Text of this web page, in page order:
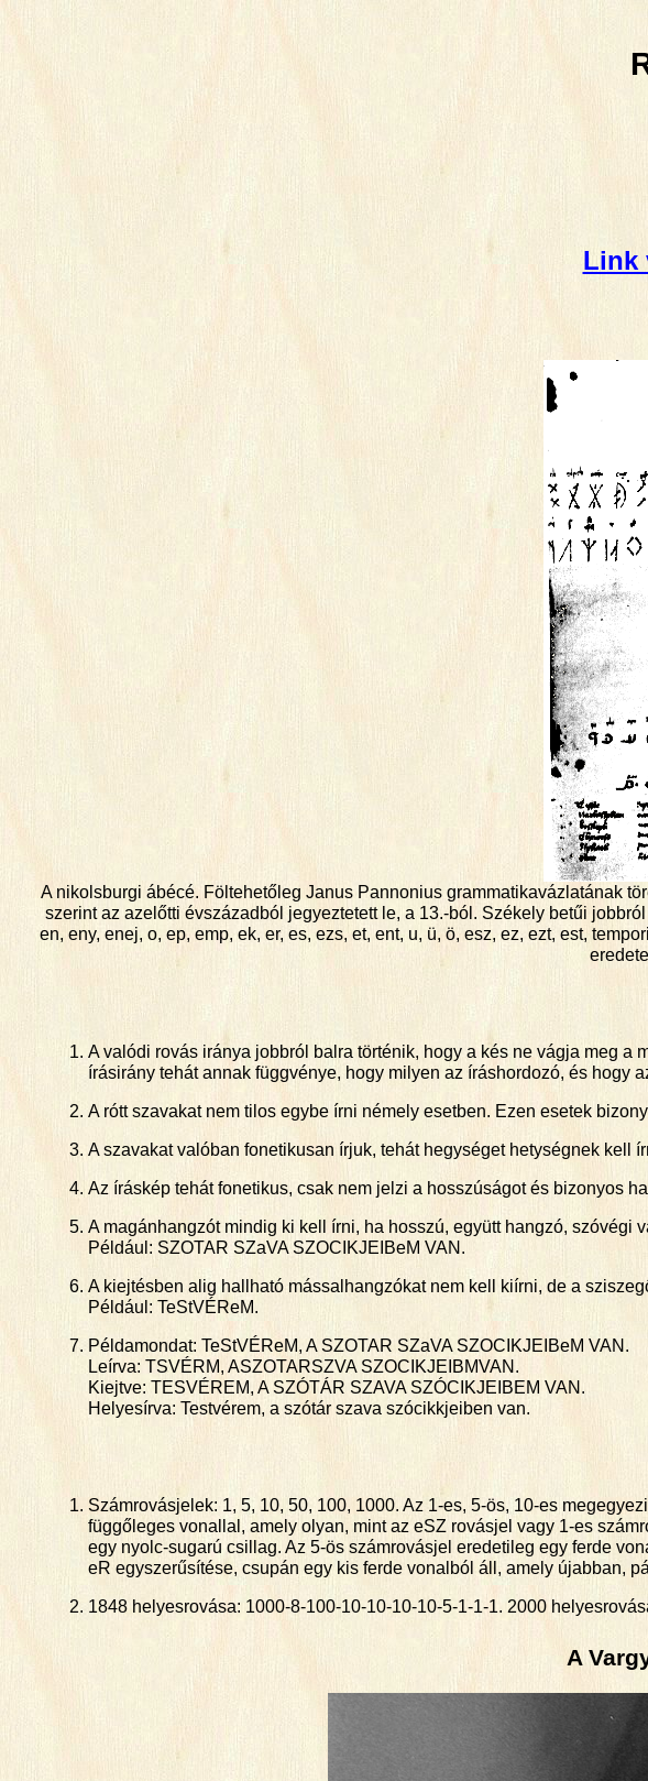
Link
A nikolsburgi ábécé. Föltehetőleg Janus Pannonius grammatikavázlatának
szerint az azelőtti évszázadból jegyeztetett le, a 13.-ból. Székely betűi
en, eny, enej, o, ep, emp, ek, er, es, ezs, et, ent, u, ü, ö, esz, ez, ezt, est,
A valódi rovás iránya jobbról balra történik, hogy a kés ne vágja meg a
írásirány tehát annak függvénye, hogy milyen az íráshordozó, és hogy
A rótt szavakat nem tilos egybe írni némely esetben. Ezen esetek
A szavakat valóban fonetikusan írjuk, tehát hegységet hetységnek kell
Az íráskép tehát fonetikus, csak nem jelzi a hosszúságot és bizonyos
A magánhangzót mindig ki kell írni, ha hosszú, együtt hangzó, szóvégi
Például: SZOTAR SZaVA SZOCIKJEIBeM VAN.
A kiejtésben alig hallható mássalhangzókat nem kell kiírni, de a
Például: TeStVÉReM.
Példamondat: TeStVÉReM, A SZOTAR SZaVA SZOCIKJEIBeM VAN.
Leírva: TSVÉRM, ASZOTARSZVA SZOCIKJEIBMVAN.
Kiejtve: TESVÉREM, A SZÓTÁR SZAVA SZÓCIKJEIBEM VAN.
Helyesírva: Testvérem, a szótár szava szócikkjeiben van.
Számrovásjelek: 1, 5, 10, 50, 100, 1000. Az 1-es, 5-ös, 10-es
függőleges vonallal, amely olyan, mint az eSZ rovásjel vagy 1-es
egy nyolc-sugarú csillag. Az 5-ös számrovásjel eredetileg egy ferde
eR egyszerűsítése, csupán egy kis ferde vonalból áll, amely újabban,
1848 helyesrovása: 1000-8-100-10-10-10-10-5-1-1-1. 2000
A